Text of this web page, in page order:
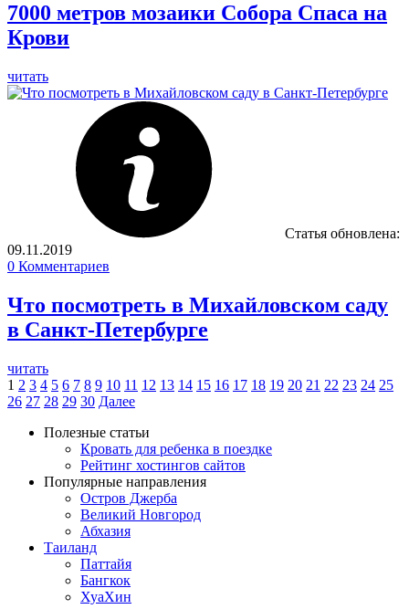
7000 метров мозаики Собора Спаса на
Крови
читать
Статья обновлена:
09.11.2019
0 Комментариев
Что посмотреть в Михайловском саду
в Санкт-Петербурге
читать
1 2 3 4 5 6 7 8 9 10 11 12 13 14 15 16 17 18 19 20 21 22 23 24 25
26 27 28 29 30 Далее
Полезные статьи
Кровать для ребенка в поездке
Рейтинг хостингов сайтов
Популярные направления
Остров Джерба
Великий Новгород
Абхазия
Таиланд
Паттайя
Бангкок
ХуаХин